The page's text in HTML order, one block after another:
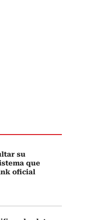
su
que
oficial